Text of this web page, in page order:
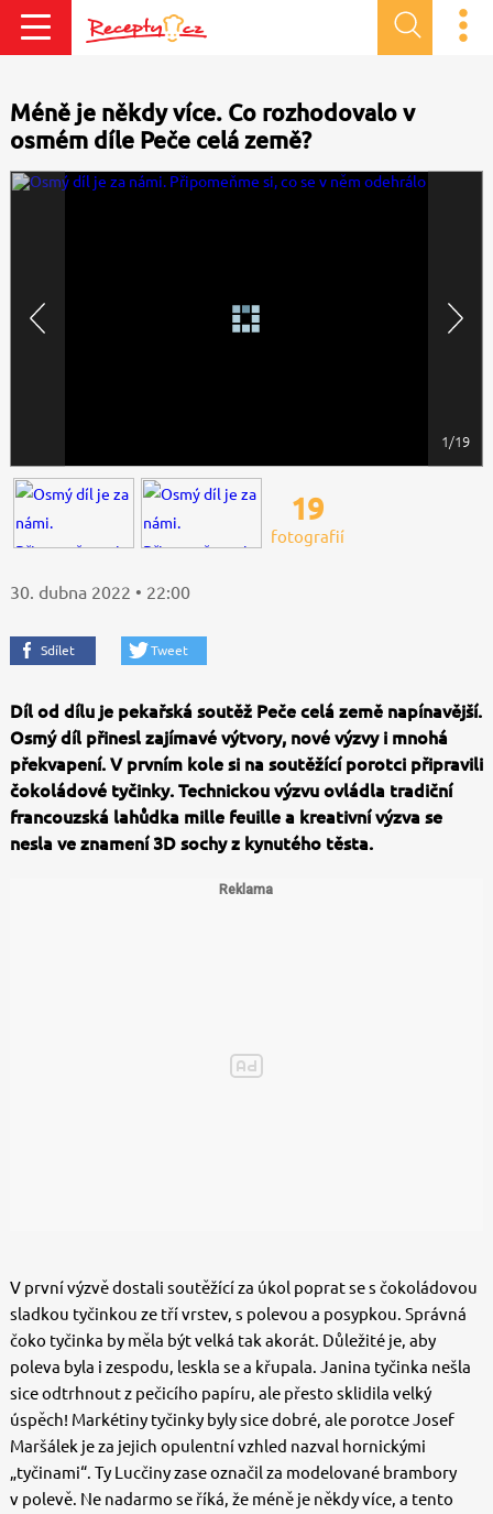
Méně je někdy více. Co rozhodovalo v
osmém díle Peče celá země?
1/19
19
fotografií
30. dubna 2022 • 22:00
Sdílet Tweet
Díl od dílu je pekařská soutěž Peče celá země napínavější.
Osmý díl přinesl zajímavé výtvory, nové výzvy i mnohá
překvapení. V prvním kole si na soutěžící porotci připravili
čokoládové tyčinky. Technickou výzvu ovládla tradiční
francouzská lahůdka mille feuille a kreativní výzva se
nesla ve znamení 3D sochy z kynutého těsta.
V první výzvě dostali soutěžící za úkol poprat se s čokoládovou
sladkou tyčinkou ze tří vrstev, s polevou a posypkou. Správná
čoko tyčinka by měla být velká tak akorát. Důležité je, aby
poleva byla i zespodu, leskla se a křupala. Janina tyčinka nešla
sice odtrhnout z pečicího papíru, ale přesto sklidila velký
úspěch! Markétiny tyčinky byly sice dobré, ale porotce Josef
Maršálek je za jejich opulentní vzhled nazval hornickými
„tyčinami“. Ty Lucčiny zase označil za modelované brambory
v polevě. Ne nadarmo se říká, že méně je někdy více, a tento